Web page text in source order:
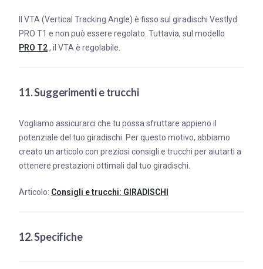
Il VTA (Vertical Tracking Angle) è fisso sul giradischi Vestlyd
PRO T1 e non può essere regolato. Tuttavia, sul modello
PRO T2, il VTA è regolabile.
11. Suggerimenti e trucchi
Vogliamo assicurarci che tu possa sfruttare appieno il
potenziale del tuo giradischi. Per questo motivo, abbiamo
creato un articolo con preziosi consigli e trucchi per aiutarti a
ottenere prestazioni ottimali dal tuo giradischi.
Articolo: Consigli e trucchi: GIRADISCHI
12. Specifiche